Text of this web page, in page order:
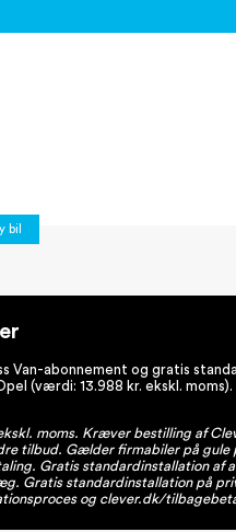
bil
Van-abonnement og gratis
(værdi: 13.988 kr. ekskl.
moms. Kræver bestilling af
tilbud. Gælder firmabiler på
Gratis standardinstallation af
Gratis standardinstallation på
og clever.dk/